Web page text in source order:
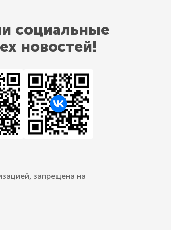
социальные
новостей!
запрещена на